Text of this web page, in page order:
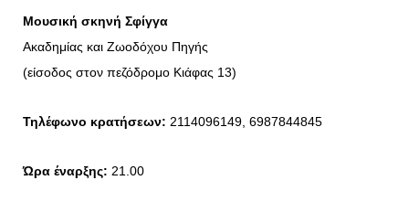
Μουσική σκηνή Σφίγγα
Ακαδημίας και Ζωοδόχου Πηγής
(είσοδος στον πεζόδρομο Κιάφας 13)
Τηλέφωνο κρατήσεων: 2114096149, 6987844845
Ώρα έναρξης: 21.00